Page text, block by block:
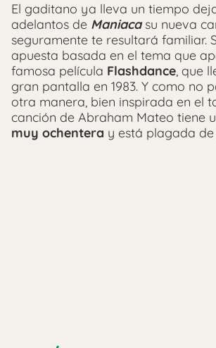
El gaditano ya lleva un tiempo
adelantos de Maniaca su nueva
seguramente te resultará familiar.
apuesta basada en el tema que
famosa película Flashdance, que
gran pantalla en 1983. Y como no
otra manera, bien inspirada en el
canción de Abraham Mateo tiene
muy ochentera y está plagada